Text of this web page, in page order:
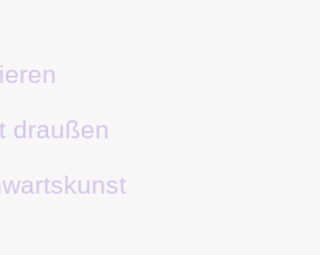
draußen